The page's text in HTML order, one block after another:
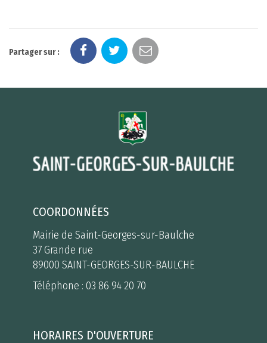
Partager sur :
COORDONNÉES
Mairie de Saint-Georges-sur-Baulche
37 Grande rue
89000 SAINT-GEORGES-SUR-BAULCHE
Téléphone : 03 86 94 20 70
HORAIRES D'OUVERTURE